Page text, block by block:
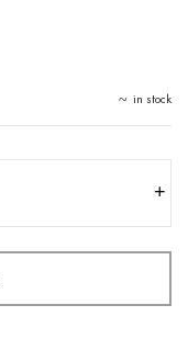
in stock
+